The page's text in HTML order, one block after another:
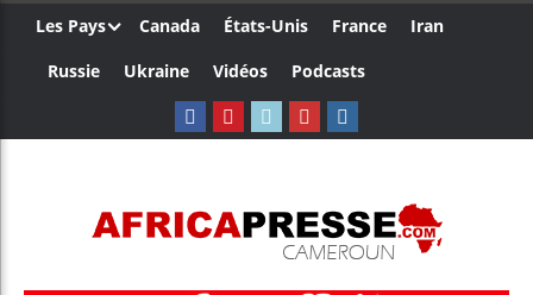
Les Pays Canada États-Unis France
Iran
Russie
Ukraine Vidéos Podcasts